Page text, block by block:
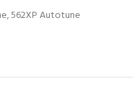
562XP Autotune